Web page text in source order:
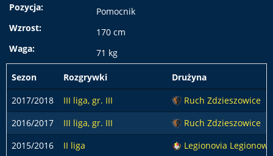
Pozycja:
Pomocnik
Wzrost:
170 cm
Waga:
71 kg
Sezon Rozgrywki
Drużyna
2017/2018
III liga, gr. III
Ruch Zdzieszowice
2016/2017
III liga, gr. III
Ruch Zdzieszowice
2015/2016
II liga
Legionovia